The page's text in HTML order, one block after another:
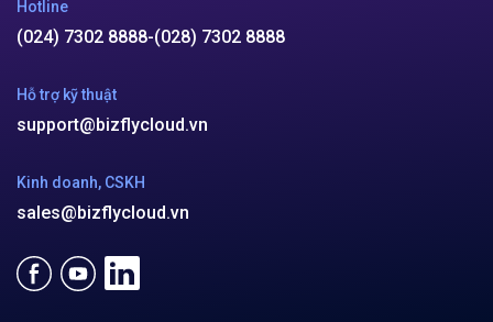
Hotline
(024) 7302 8888-(028) 7302 8888
Hỗ trợ kỹ thuật
support@bizflycloud.vn
Kinh doanh, CSKH
sales@bizflycloud.vn